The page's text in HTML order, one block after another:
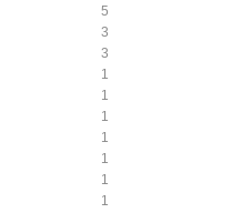
5
3
3
1
1
1
1
1
1
1